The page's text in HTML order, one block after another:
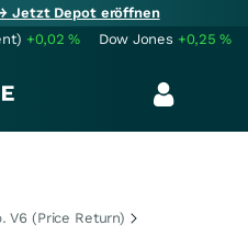
Jetzt Depot eröffnen
+0,02% Dow Jones +0,25%
V6 (Price Return)